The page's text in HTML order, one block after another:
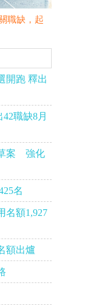
職缺，起
開跑 釋出
職缺8月
案 強化
名
名額1,927
額出爐